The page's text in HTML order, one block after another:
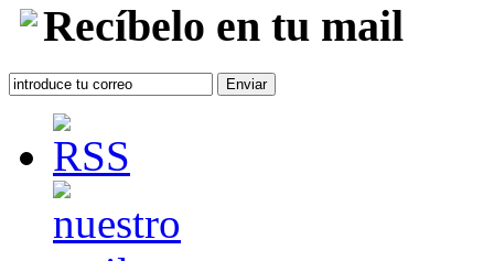
Recíbelo en tu mail